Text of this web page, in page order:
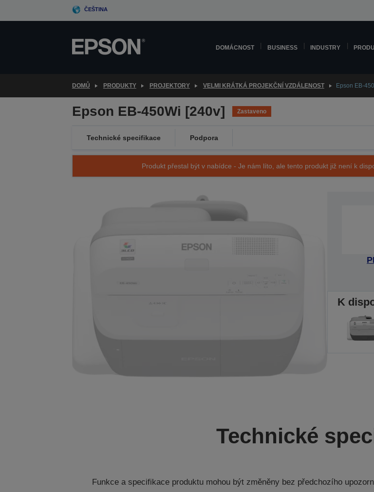
ČEŠTINA
DOMÁCNOST BUSINESS INDUSTRY
DOMŮ PRODUKTY PROJEKTORY VELMI KRÁTKÁ PROJEKČNÍ VZDÁLENOST Epson EB-
Epson EB-450Wi [240v] Zastaveno
Technické specifikace Podpora
Produkt přestal být v nabídce - Je nám líto, ale tento produkt již není k
K
Technické
Funkce a specifikace produktu mohou být změněny bez předchozího